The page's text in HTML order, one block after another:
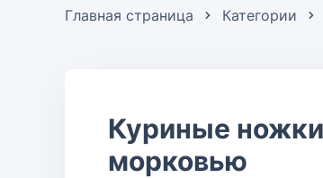
Главная страница Категории
Куриные
морковью